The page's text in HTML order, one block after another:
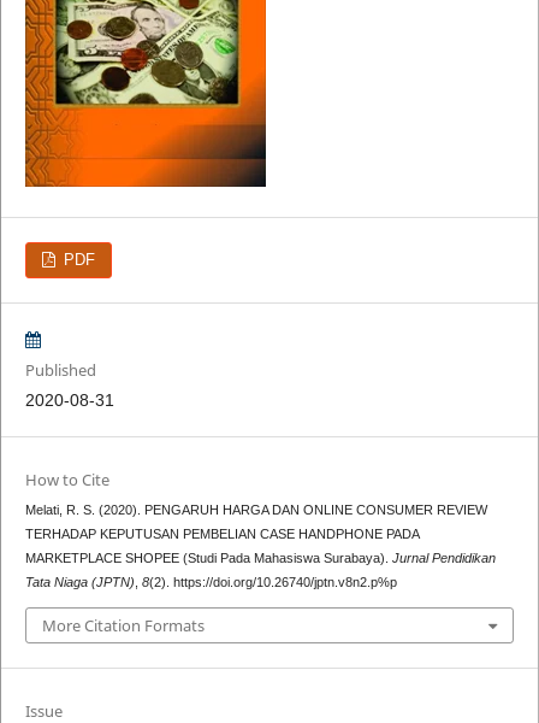
PDF
Published
2020-08-31
How to Cite
Melati, R. S. (2020). PENGARUH HARGA DAN ONLINE CONSUMER REVIEW
TERHADAP KEPUTUSAN PEMBELIAN CASE HANDPHONE PADA
MARKETPLACE SHOPEE (Studi Pada Mahasiswa Surabaya). Jurnal Pendidikan
Tata Niaga (JPTN) 8(2). https://doi.org/10.26740/jptn.v8n2.p%p
More Citation Formats
Issue